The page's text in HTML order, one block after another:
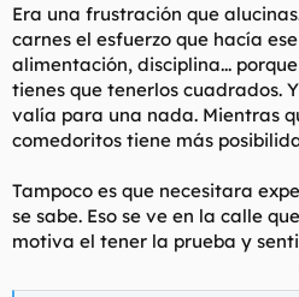
Era una frustración que
carnes el esfuerzo que hacía
alimentación, disciplina...
tienes que tenerlos cuadrados.
valía para una nada. Mientras
comedoritos tiene más
Tampoco es que necesitara
se sabe. Eso se ve en la calle
motiva el tener la prueba y